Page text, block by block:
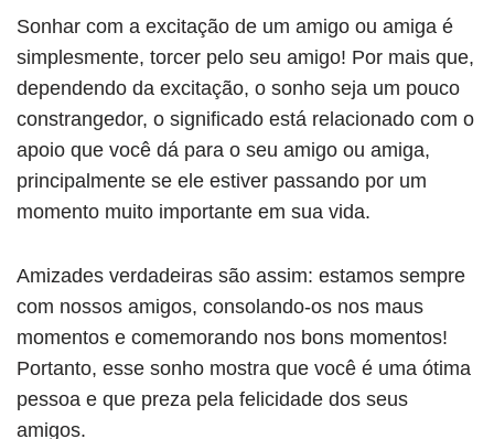
Sonhar com a excitação de um amigo ou amiga é
simplesmente, torcer pelo seu amigo! Por mais que,
dependendo da excitação, o sonho seja um pouco
constrangedor, o significado está relacionado com o
apoio que você dá para o seu amigo ou amiga,
principalmente se ele estiver passando por um
momento muito importante em sua vida.
Amizades verdadeiras são assim: estamos sempre
com nossos amigos, consolando-os nos maus
momentos e comemorando nos bons momentos!
Portanto, esse sonho mostra que você é uma ótima
pessoa e que preza pela felicidade dos seus
amigos.